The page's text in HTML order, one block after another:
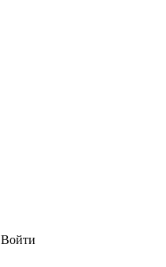
Войти